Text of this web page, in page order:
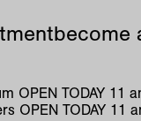
become
OPEN TODAY 11
OPEN TODAY 11